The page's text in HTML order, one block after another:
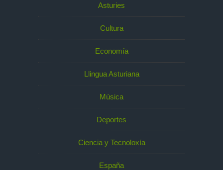
Asturies
Cultura
Economía
Llingua Asturiana
Música
Deportes
Ciencia y Tecnoloxía
España